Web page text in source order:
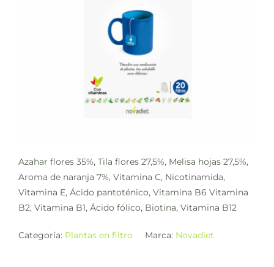
Azahar flores 35%, Tila flores 27,5%, Melisa hojas 27,5%,
Aroma de naranja 7%, Vitamina C, Nicotinamida,
Vitamina E, Ácido pantoténico, Vitamina B6 Vitamina
B2, Vitamina B1, Ácido fólico, Biotina, Vitamina B12
Categoría: Plantas en filtro Marca: Novadiet